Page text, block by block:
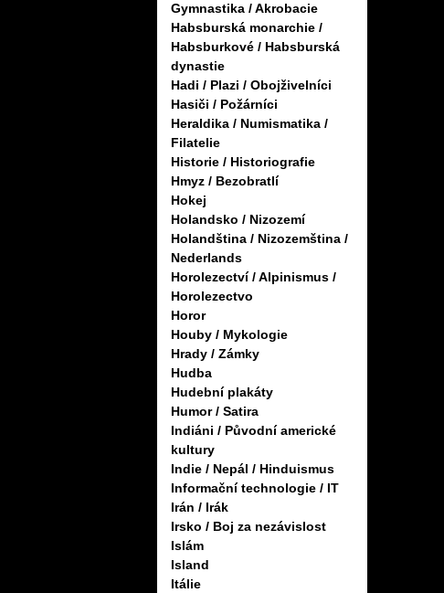
Gymnastika / Akrobacie
Habsburská monarchie /
Habsburkové / Habsburská
dynastie
Hadi / Plazi / Obojživelníci
Hasiči / Požárníci
Heraldika / Numismatika /
Filatelie
Historie / Historiografie
Hmyz / Bezobratlí
Hokej
Holandsko / Nizozemí
Holandština / Nizozemština /
Nederlands
Horolezectví / Alpinismus /
Horolezectvo
Horor
Houby / Mykologie
Hrady / Zámky
Hudba
Hudební plakáty
Humor / Satira
Indiáni / Původní americké
kultury
Indie / Nepál / Hinduismus
Informační technologie / IT
Irán / Irák
Irsko / Boj za nezávislost
Islám
Island
Itálie